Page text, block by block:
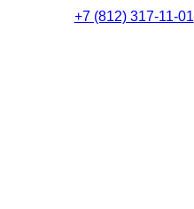
+7 (812) 317-11-01